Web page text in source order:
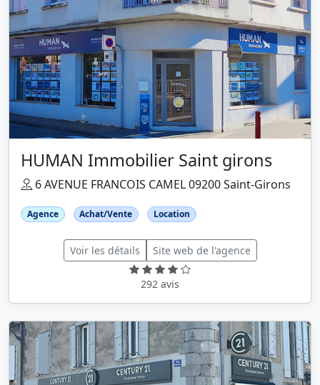
HUMAN Immobilier Saint girons
6 AVENUE FRANCOIS CAMEL 09200 Saint-Girons
Agence Achat/Vente Location
Voir les détails Site web de l'agence
292 avis